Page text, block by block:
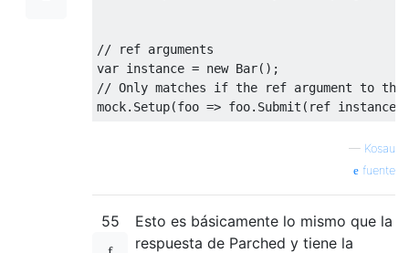
// ref arguments
var instance = new Bar();
// Only matches if the ref argument to the
mock. Setup(foo => foo. Submit ( ref instance
— Kosau
fuente
55
Esto es básicamente lo mismo que la
respuesta de Parched y tiene la